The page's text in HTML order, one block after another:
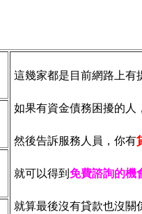
這幾家都是目前網路上有
如果有資金債務困擾的人
然後告訴服務人員，你有
就可以得到 免費諮詢的機
就算最後沒有貸款也沒關